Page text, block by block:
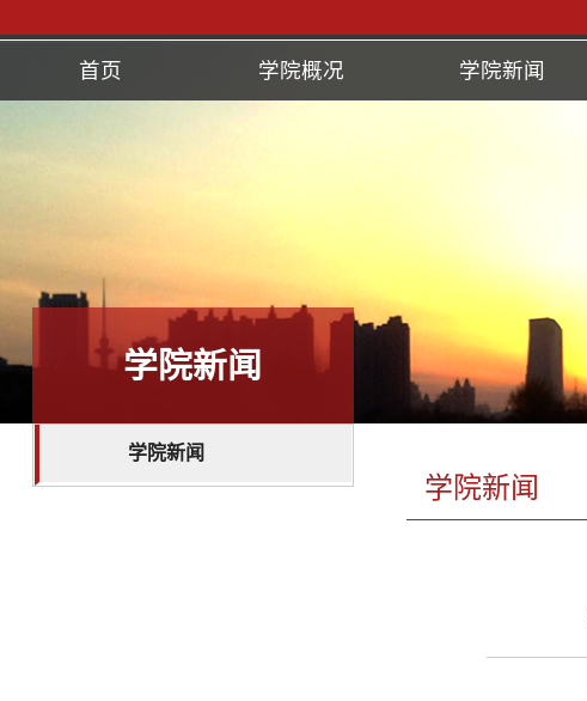
首页 学院概况 学院新闻
学院新闻
学院新闻
学院新闻